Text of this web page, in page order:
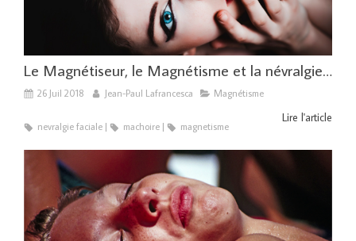
Le Magnétiseur, le Magnétisme et la névralgie faciale
26 Juil 2018 Jean-Paul Lafrancesca Magnétisme
Lire l'article
nevralgie faciale machoire magnetisme